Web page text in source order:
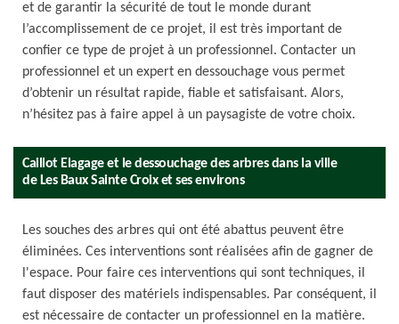
et de garantir la sécurité de tout le monde durant
l’accomplissement de ce projet, il est très important de
confier ce type de projet à un professionnel. Contacter un
professionnel et un expert en dessouchage vous permet
d’obtenir un résultat rapide, fiable et satisfaisant. Alors,
n’hésitez pas à faire appel à un paysagiste de votre choix.
Caillot Elagage et le dessouchage des arbres dans la ville
de Les Baux Sainte Croix et ses environs
Les souches des arbres qui ont été abattus peuvent être
éliminées. Ces interventions sont réalisées afin de gagner de
l'espace. Pour faire ces interventions qui sont techniques, il
faut disposer des matériels indispensables. Par conséquent, il
est nécessaire de contacter un professionnel en la matière.